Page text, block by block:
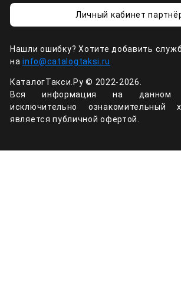
Личный кабинет
Нашли ошибку? Хотите добавить
наinfo@catalogtaksi.ru
КаталогТакси.Ру © 2022-2026.
Вся информация на данном
исключительно
является публичной офертой.